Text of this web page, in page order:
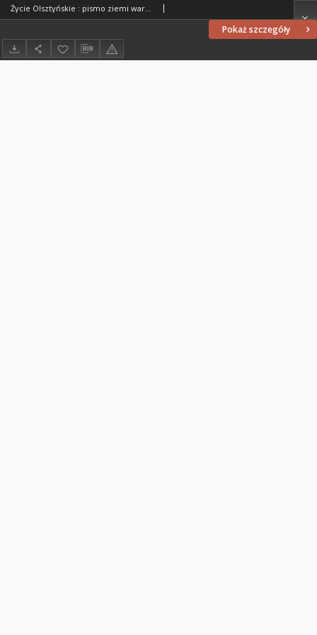
Pokaż szczegóły
Życie Olsztyńskie : pismo ziemi warmińsko-mazurskiej, 1954, nr 269